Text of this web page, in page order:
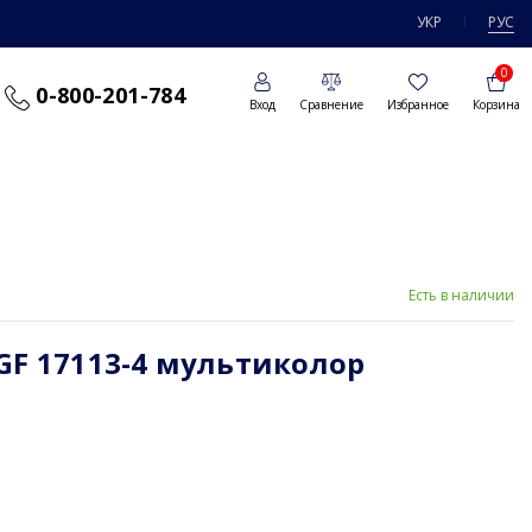
УКР РУС
0-800-201-784 Вход Сравнение Избранное Корзина
0
Есть в наличии
17113-4 мультиколор